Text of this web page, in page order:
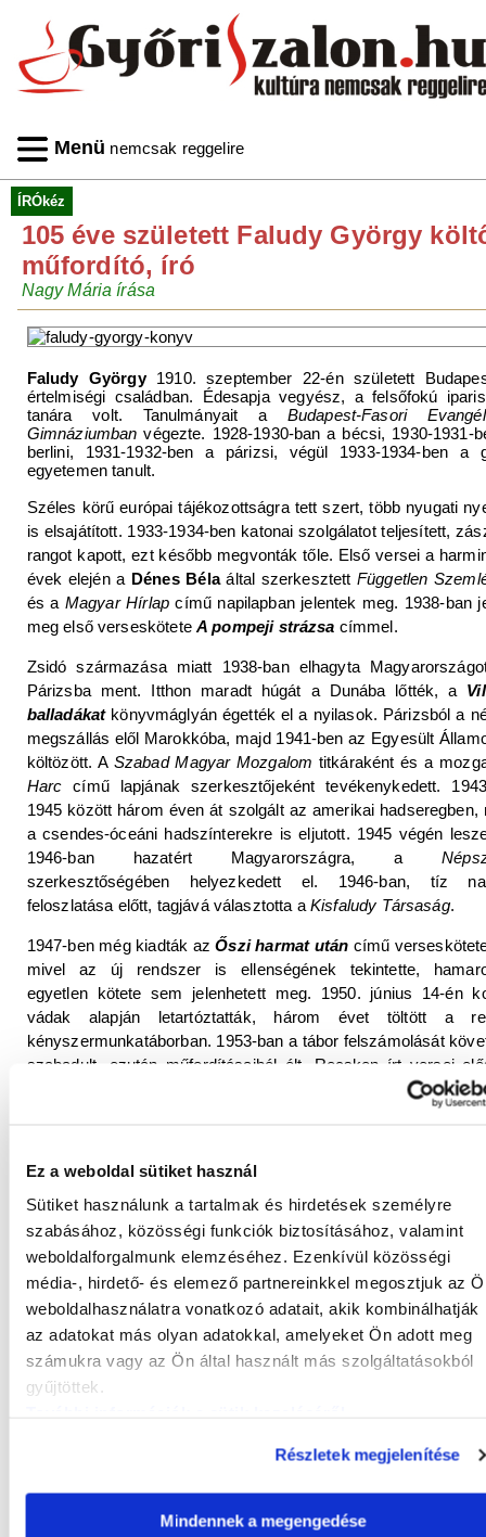
Ez a weboldal sütiket használ
Sütiket használunk a tartalmak és hirdetések személyre
szabásához, közösségi funkciók biztosításához, valamint
weboldalforgalmunk elemzéséhez. Ezenkívül közösségi
média-, hirdető- és elemező partnereinkkel megosztjuk az
weboldalhasználatra vonatkozó adatait, akik kombinálhatják
az adatokat más olyan adatokkal, amelyeket Ön adott meg
számukra vagy az Ön által használt más szolgáltatásokból
gyűjtöttek.
Részletek megjelenítése
Mindennek a megengedése
Menü nemcsak reggelire
ÍRÓkéz
105 éve született Faludy György
műfordító, író
Nagy Mária írása
Faludy György1910. szeptember 22-én született
értelmiségi családban. Édesapja vegyész, a felsőfokú
tanára volt. Tanulmányait a Budapest-Fasori
Gimnáziumban végezte. 1928-1930-ban a bécsi, 1930-1931-
berlini, 1931-1932-ben a párizsi, végül 1933-1934-ben a
egyetemen tanult.
Széles körű európai tájékozottságra tett szert, több nyugati
is elsajátított. 1933-1934-ben katonai szolgálatot teljesített,
rangot kapott, ezt később megvonták tőle. Első versei a
évek elején a Dénes Bélaáltal szerkesztettFüggetlen
és a Magyar Hírlap című napilapban jelentek meg. 1938-ban
meg első verseskötete A pompeji strázsa címmel.
Zsidó származása miatt 1938-ban elhagyta
Párizsba ment. Itthon maradt húgát a Dunába lőtték, a
balladákatkönyvmáglyán égették el a nyilasok. Párizsból a
megszállás elől Marokkóba, majd 1941-ben az Egyesült
költözött. A Szabad Magyar Mozgalom titkáraként és a
Harc című lapjának szerkesztőjeként tevékenykedett.
1945 között három éven át szolgált az amerikai hadseregben,
a csendes-óceáni hadszínterekre is eljutott. 1945 végén
1946-ban hazatért Magyarországra, a
szerkesztőségében helyezkedett el. 1946-ban, tíz
feloszlatása előtt, tagjává választotta a Kisfaludy Társaság.
1947-ben még kiadták azŐszi harmat után című
mivel az új rendszer is ellenségének tekintette,
egyetlen kötete sem jelenhetett meg. 1950. június 14-én
vádak alapján letartóztatták, három évet töltött a
kényszermunkatáborban. 1953-ban a tábor felszámolását
szabadult, ezután műfordításaiból élt. Recsken írt versei
Börtönversek 1949-
letartóztatása előtt kapcsolatban állt. Az 1956-os forradalom
azÍrószövetségben és a megújult Népszavánál
szovjet invázió után nyugatra menekült. Párizsban,
angliai kisvárosokban élt. Londoni tartózkodása alatt, 1960-
angolul írta
című
visszaemlékezését.
1957 és 1961 között az emigránsIrodalmi Újságszerkesztője
1963-ban meghalt a felesége, ezután 1964-ben Firenzében,
ben Málta szigetén élt, végül 1967-ben a kanadai
tanáraként dolgozott. Még ebben az esztendőben
1975-ben a quèbeciBishop University-n tartott előadásokat.